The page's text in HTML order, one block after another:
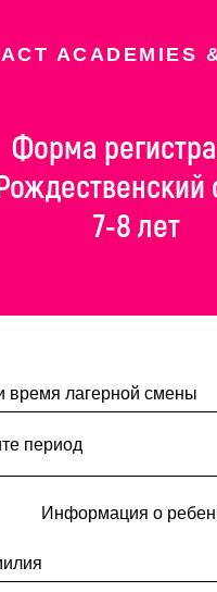
ACADEMIES
Форма
7-8 лет
время лагерной смены
Информация о